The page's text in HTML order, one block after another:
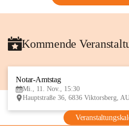
Kommende
Notar-Amtstag
Mi., 11. Nov., 15:30
Hauptstraße 36, 6836 Viktorsberg,